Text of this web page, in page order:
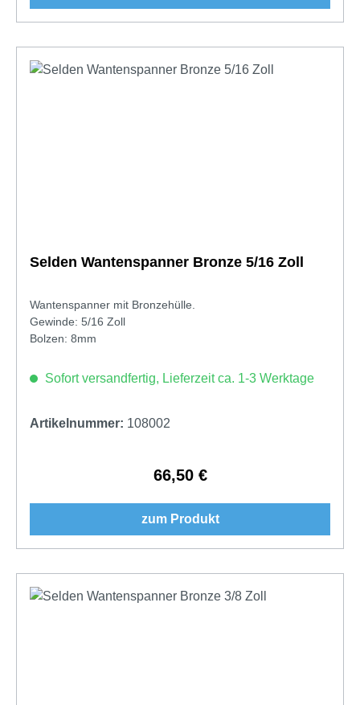
Selden Wantenspanner Bronze 5/16 Zoll
Wantenspanner mit Bronzehülle.
Gewinde: 5/16 Zoll
Bolzen: 8mm
Sofort versandfertig, Lieferzeit ca. 1-3 Werktage
Artikelnummer: 108002
Regulärer Preis:
66,50 €
zum Produkt